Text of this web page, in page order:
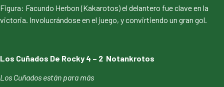
Figura: Facundo Herbon (Kakarotos) el delantero fue clave en la
victoria. Involucrándose en el juego, y convirtiendo un gran gol.
Los Cuñados De Rocky 4 – 2 Notankrotos
Los Cuñados están para más